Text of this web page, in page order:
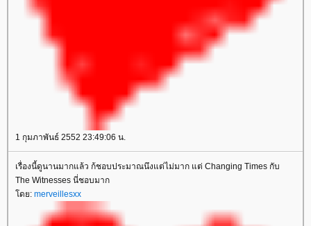
1 กุมภาพันธ์ 2552 23:49:06 น.
เรื่องนี้ดูนานมากแล้ว ก้ชอบประมาณนึงแต่ไม่มาก แต่ Changing Times กับ
The Witnesses นี่ชอบมาก
ดย: merveillesxx